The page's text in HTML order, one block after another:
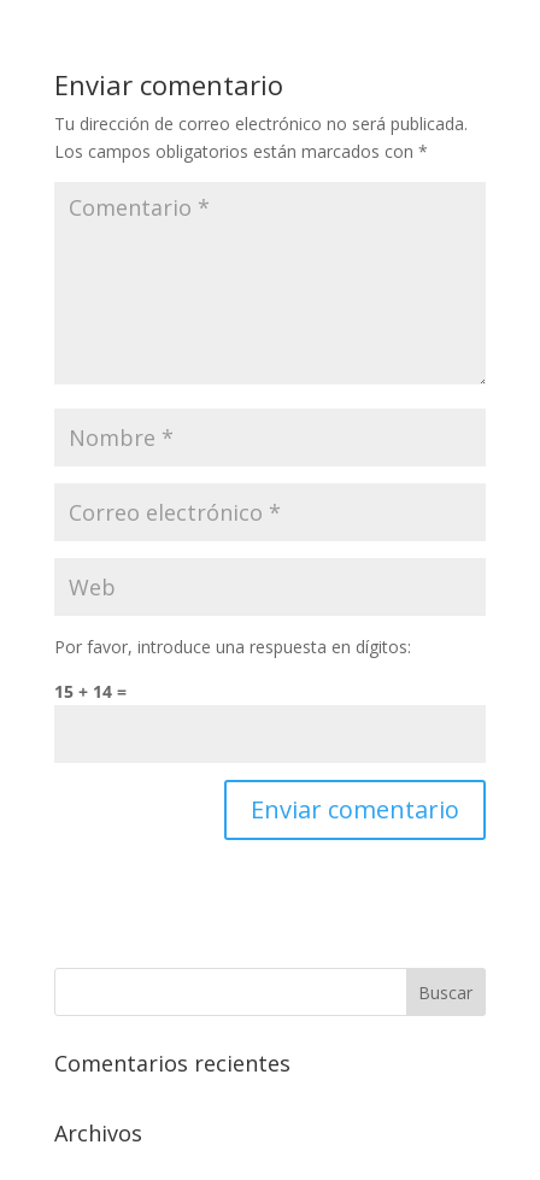
Enviar comentario
Tu dirección de correo electrónico no será publicada.
Los campos obligatorios están marcados con *
Por favor, introduce una respuesta en dígitos:
15 + 14 =
Comentarios recientes
Archivos